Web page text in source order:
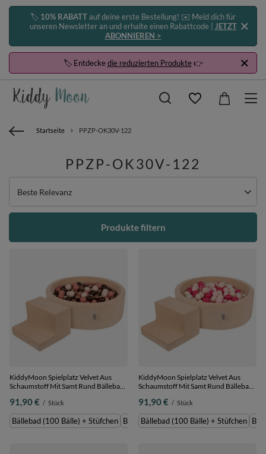
🏷️ 10% RABATTauf deine erste Bestellung! ✉️ Meld dich für
unseren Newsletter an und erhalte einen Rabattcode | JETZT
ABONNIEREN >
🏷️ Entdeckedie reduzierten Produkte👉
Startseite PPZP-OK30V-122
PPZP-OK30V-122
Sortierung ändern
Beste Relevanz
Produkte filtern
KiddyMoon Spielplatz Velvet Aus
Schaumstoff Mit Samt Rund Bällebad
Hindernisläufen, Hergestellt In Der
EU,
sandbeige:braun/kupferrot/pastellbeige/lachsfarben,
Bällebad (100 Bälle) + Stüfchen
91,90 € / Stück
Bällebad (100 Bälle) + Stüfchen Bällebad (200 Bälle) + Stüfchen
KiddyMoon Spielplatz Velvet Aus
Schaumstoff Mit Samt Rund Bällebad
Hindernisläufen, Hergestellt In Der
EU,
sandbeige:pastellbeige/puderrosa/
Bällebad (100 Bälle) + Stüfchen
91,90 € / Stück
Bällebad (100 Bälle) + Stüfchen